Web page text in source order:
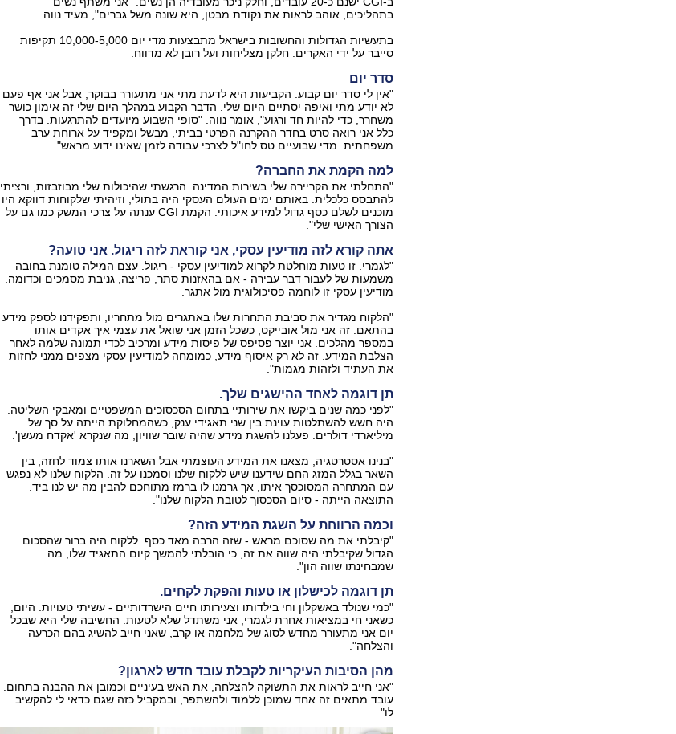
בתהליכים, אוהב לראות את נקודת מבטן, היא שונה משל גברים", מעיד נווה.
בתעשיות הגדולות והחשובות בישראל מתבצעות מדי יום 10,000-5,000 תקיפות
סייבר על ידי האקרים. חלקן מצליחות ועל רובן לא מדווח.
סדר יום
"אין לי סדר יום קבוע. הקביעות היא לדעת מתי אני מתעורר בבוקר, אבל אני אף פעם
לא יודע מתי ואיפה יסתיים היום שלי. הדבר הקבוע במהלך היום שלי זה אימון כושר
משחרר, כדי להיות חד ורגוע", אומר נווה. "סופי השבוע מיועדים להתרגעות. בדרך
כלל אני רואה סרט בחדר ההקרנה הפרטי בביתי, מבשל ומקפיד על ארוחת ערב
משפחתית. מדי שבועיים טס לחו"ל לצרכי עבודה לזמן שאינו ידוע מראש".
למה הקמת את החברה?
"התחלתי את הקריירה שלי בשירות המדינה. הרגשתי שהיכולות שלי מבוזבזות, ורציתי
להתבסס כלכלית. באותם ימים העולם העסקי היה בתולי, וזיהיתי שלקוחות דווקא היו
מוכנים לשלם כסף גדול למידע איכותי. הקמת CGI ענתה על צרכי המשק כמו גם על
הצורך האישי שלי".
אתה קורא לזה מודיעין עסקי, אני קוראת לזה ריגול. אני טועה?
"לגמרי. זו טעות מוחלטת לקרוא למודיעין עסקי - ריגול. עצם המילה טומנת בחובה
משמעות של לעבור דבר עבירה - אם בהאזנות סתר, פריצה, גניבת מסמכים וכדומה.
מודיעין עסקי זו לוחמה פסיכולוגית מול אתגר.
"הלקוח מגדיר את סביבת התחרות שלו באתגרים מול מתחריו, ותפקידנו לספק מידע
בהתאם. זה אני מול אובייקט, כשכל הזמן אני שואל את עצמי איך אקדים אותו
במספר מהלכים. אני יוצר פסיפס של פיסות מידע ומרכיב לכדי תמונה שלמה לאחר
הצלבת המידע. זה לא רק איסוף מידע, כמומחה למודיעין עסקי מצפים ממני לחזות
את העתיד ולזהות מגמות".
תן דוגמה לאחד ההישגים שלך.
"לפני כמה שנים ביקשו את שירותיי בתחום הסכסוכים המשפטיים ומאבקי השליטה.
היה חשש להשתלטות עוינת בין שני תאגידי ענק, כשהמחלוקת הייתה על סך של
מיליארדי דולרים. פעלנו להשגת מידע שהיה שובר שוויון, מה שנקרא 'אקדח מעשן'.
"בנינו אסטרטגיה, מצאנו את המידע העוצמתי אבל השארנו אותו צמוד לחזה, בין
השאר בגלל המזג החם שידענו שיש ללקוח שלנו וסמכנו על זה. הלקוח שלנו לא נפגש
עם המתחרה המסוכסך איתו, אך גרמנו לו ברמז מתוחכם להבין מה יש לנו ביד.
התוצאה הייתה - סיום הסכסוך לטובת הלקוח שלנו".
וכמה הרווחת על השגת המידע הזה?
"קיבלתי את מה שסוכם מראש - שזה הרבה מאד כסף. ללקוח היה ברור שהסכום
הגדול שקיבלתי היה שווה את זה, כי הובלתי להמשך קיום התאגיד שלו, מה
שמבחינתו שווה הון".
תן דוגמה לכישלון או טעות והפקת לקחים.
"כמי שנולד באשקלון וחי בילדותו וצעירותו חיים הישרדותיים - עשיתי טעויות. היום,
כשאני חי במציאות אחרת לגמרי, אני משתדל שלא לטעות. החשיבה שלי היא שבכל
יום אני מתעורר מחדש לסוג של מלחמה או קרב, שאני חייב להשיג בהם הכרעה
והצלחה".
מהן הסיבות העיקריות לקבלת עובד חדש לארגון?
"אני חייב לראות את התשוקה להצלחה, את האש בעיניים וכמובן את ההבנה בתחום.
עובד מתאים זה אחד שמוכן ללמוד ולהשתפר, ובמקביל כזה שגם כדאי לי להקשיב
לו".